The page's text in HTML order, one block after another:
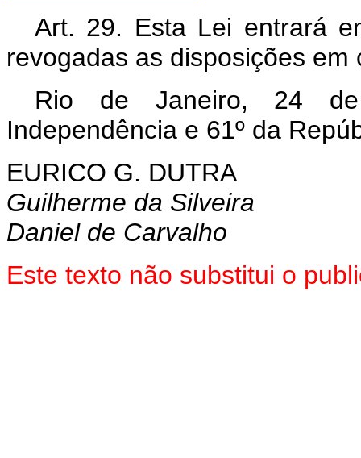
Art. 29. Esta Lei entrará
revogadas as disposições em
Rio de Janeiro, 24
Independência e 61º da
EURICO G. DUTRA
Guilherme da Silveira
Daniel de Carvalho
Este texto não substitui o